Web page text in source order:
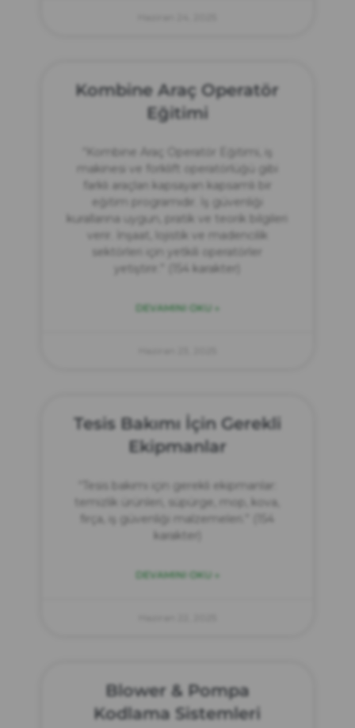
Kombine Araç Operatör
Eğitimi
“Kombine Araç Operatör Eğitimi, iş
makinesi ve forklift operatörlüğü gibi
farklı araçları kapsayan kapsamlı bir
eğitim programıdır. İş güvenliği
kurallarına uygun, pratik ve teorik bilgileri
verir. İnşaat, lojistik ve madencilik
sektörleri için yetkili operatörler
yetiştirir.” (154 karakter)
DEVAMINI OKU »
Tesis Bakımı İçin Gerekli
Ekipmanlar
“Tesis bakımı için gerekli ekipmanlar:
temizlik ürünleri, süpürge, mop, kova,
fırça, iş güvenliği malzemeleri.” (154
karakter)
DEVAMINI OKU »
Blower & Pompa
Kodlama Sistemleri